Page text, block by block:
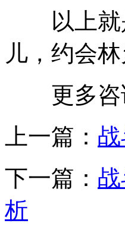
以上就是
儿，约会
更多咨询
上一篇：
下一篇：
析